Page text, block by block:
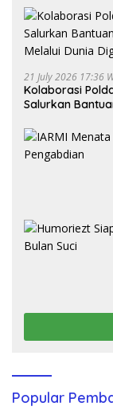
21 July 2026 17:36
Kolaborasi
Salurkan
Popular